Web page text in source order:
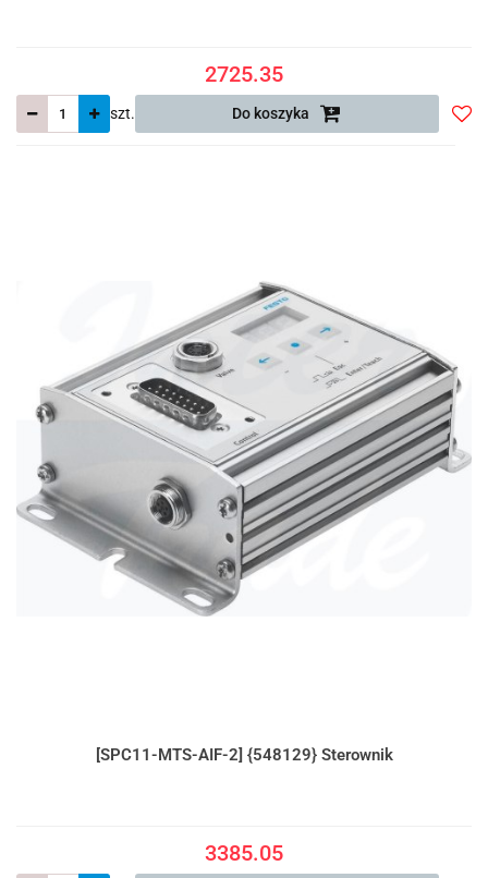
2725.35
szt. Do koszyka
[SPC11-MTS-AIF-2] {548129} Sterownik
3385.05